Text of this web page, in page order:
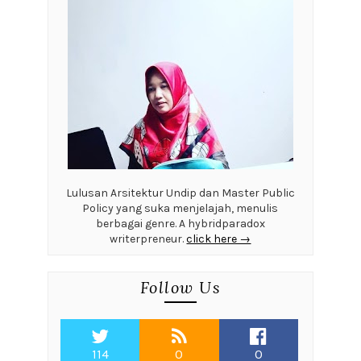
Lulusan Arsitektur Undip dan Master Public
Policy yang suka menjelajah, menulis
berbagai genre. A hybridparadox
writerpreneur.click here →
Follow Us
114 0 0